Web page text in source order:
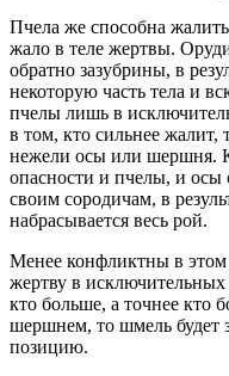
Пчела же способна жалить
жало в теле жертвы.
обратно зазубрины, в
некоторую часть тела и
пчелы лишь в
в том, кто сильнее жалит,
нежели осы или шершня.
опасности и пчелы, и осы
своим сородичам, в
набрасывается весь рой.
Менее конфликтны в
жертву в исключительных
кто больше, а точнее кто
шершнем, то шмель будет
позицию.